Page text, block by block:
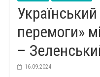
перемоги»
–
16.09.2024